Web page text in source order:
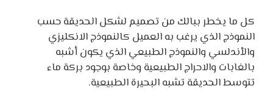
كل ما يخطر ببالك من تصميم لشكل الحديقة حسب
النموذج الذي يرغب به العميل كالنموذج الانكليزي
والأندلسي والنموذج الطبيعي الذي يكون أشبه
بالغابات والاحراج الطبيعية وخاصة بوجود بركة ماء
تتوسط الحديقة تشبه البحيرة الطبيعية.